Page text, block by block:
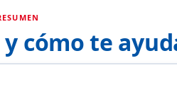
cómo te